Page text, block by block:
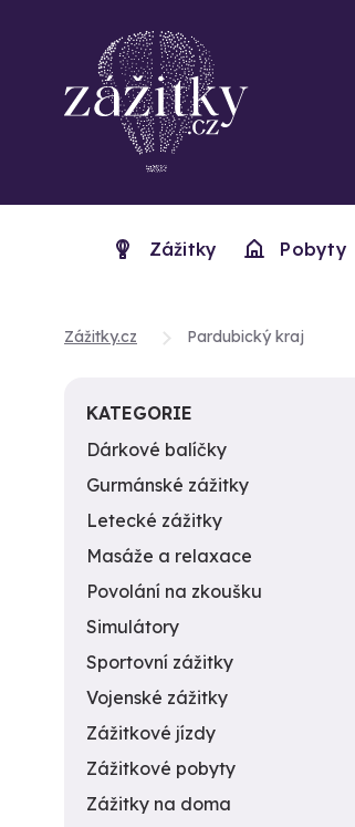
Zážitky Pobyty
Zážitky.cz Pardubický kraj
KATEGORIE
Dárkové balíčky
Gurmánské zážitky
Letecké zážitky
Masáže a relaxace
Povolání na zkoušku
Simulátory
Sportovní zážitky
Vojenské zážitky
Zážitkové jízdy
Zážitkové pobyty
Zážitky na doma